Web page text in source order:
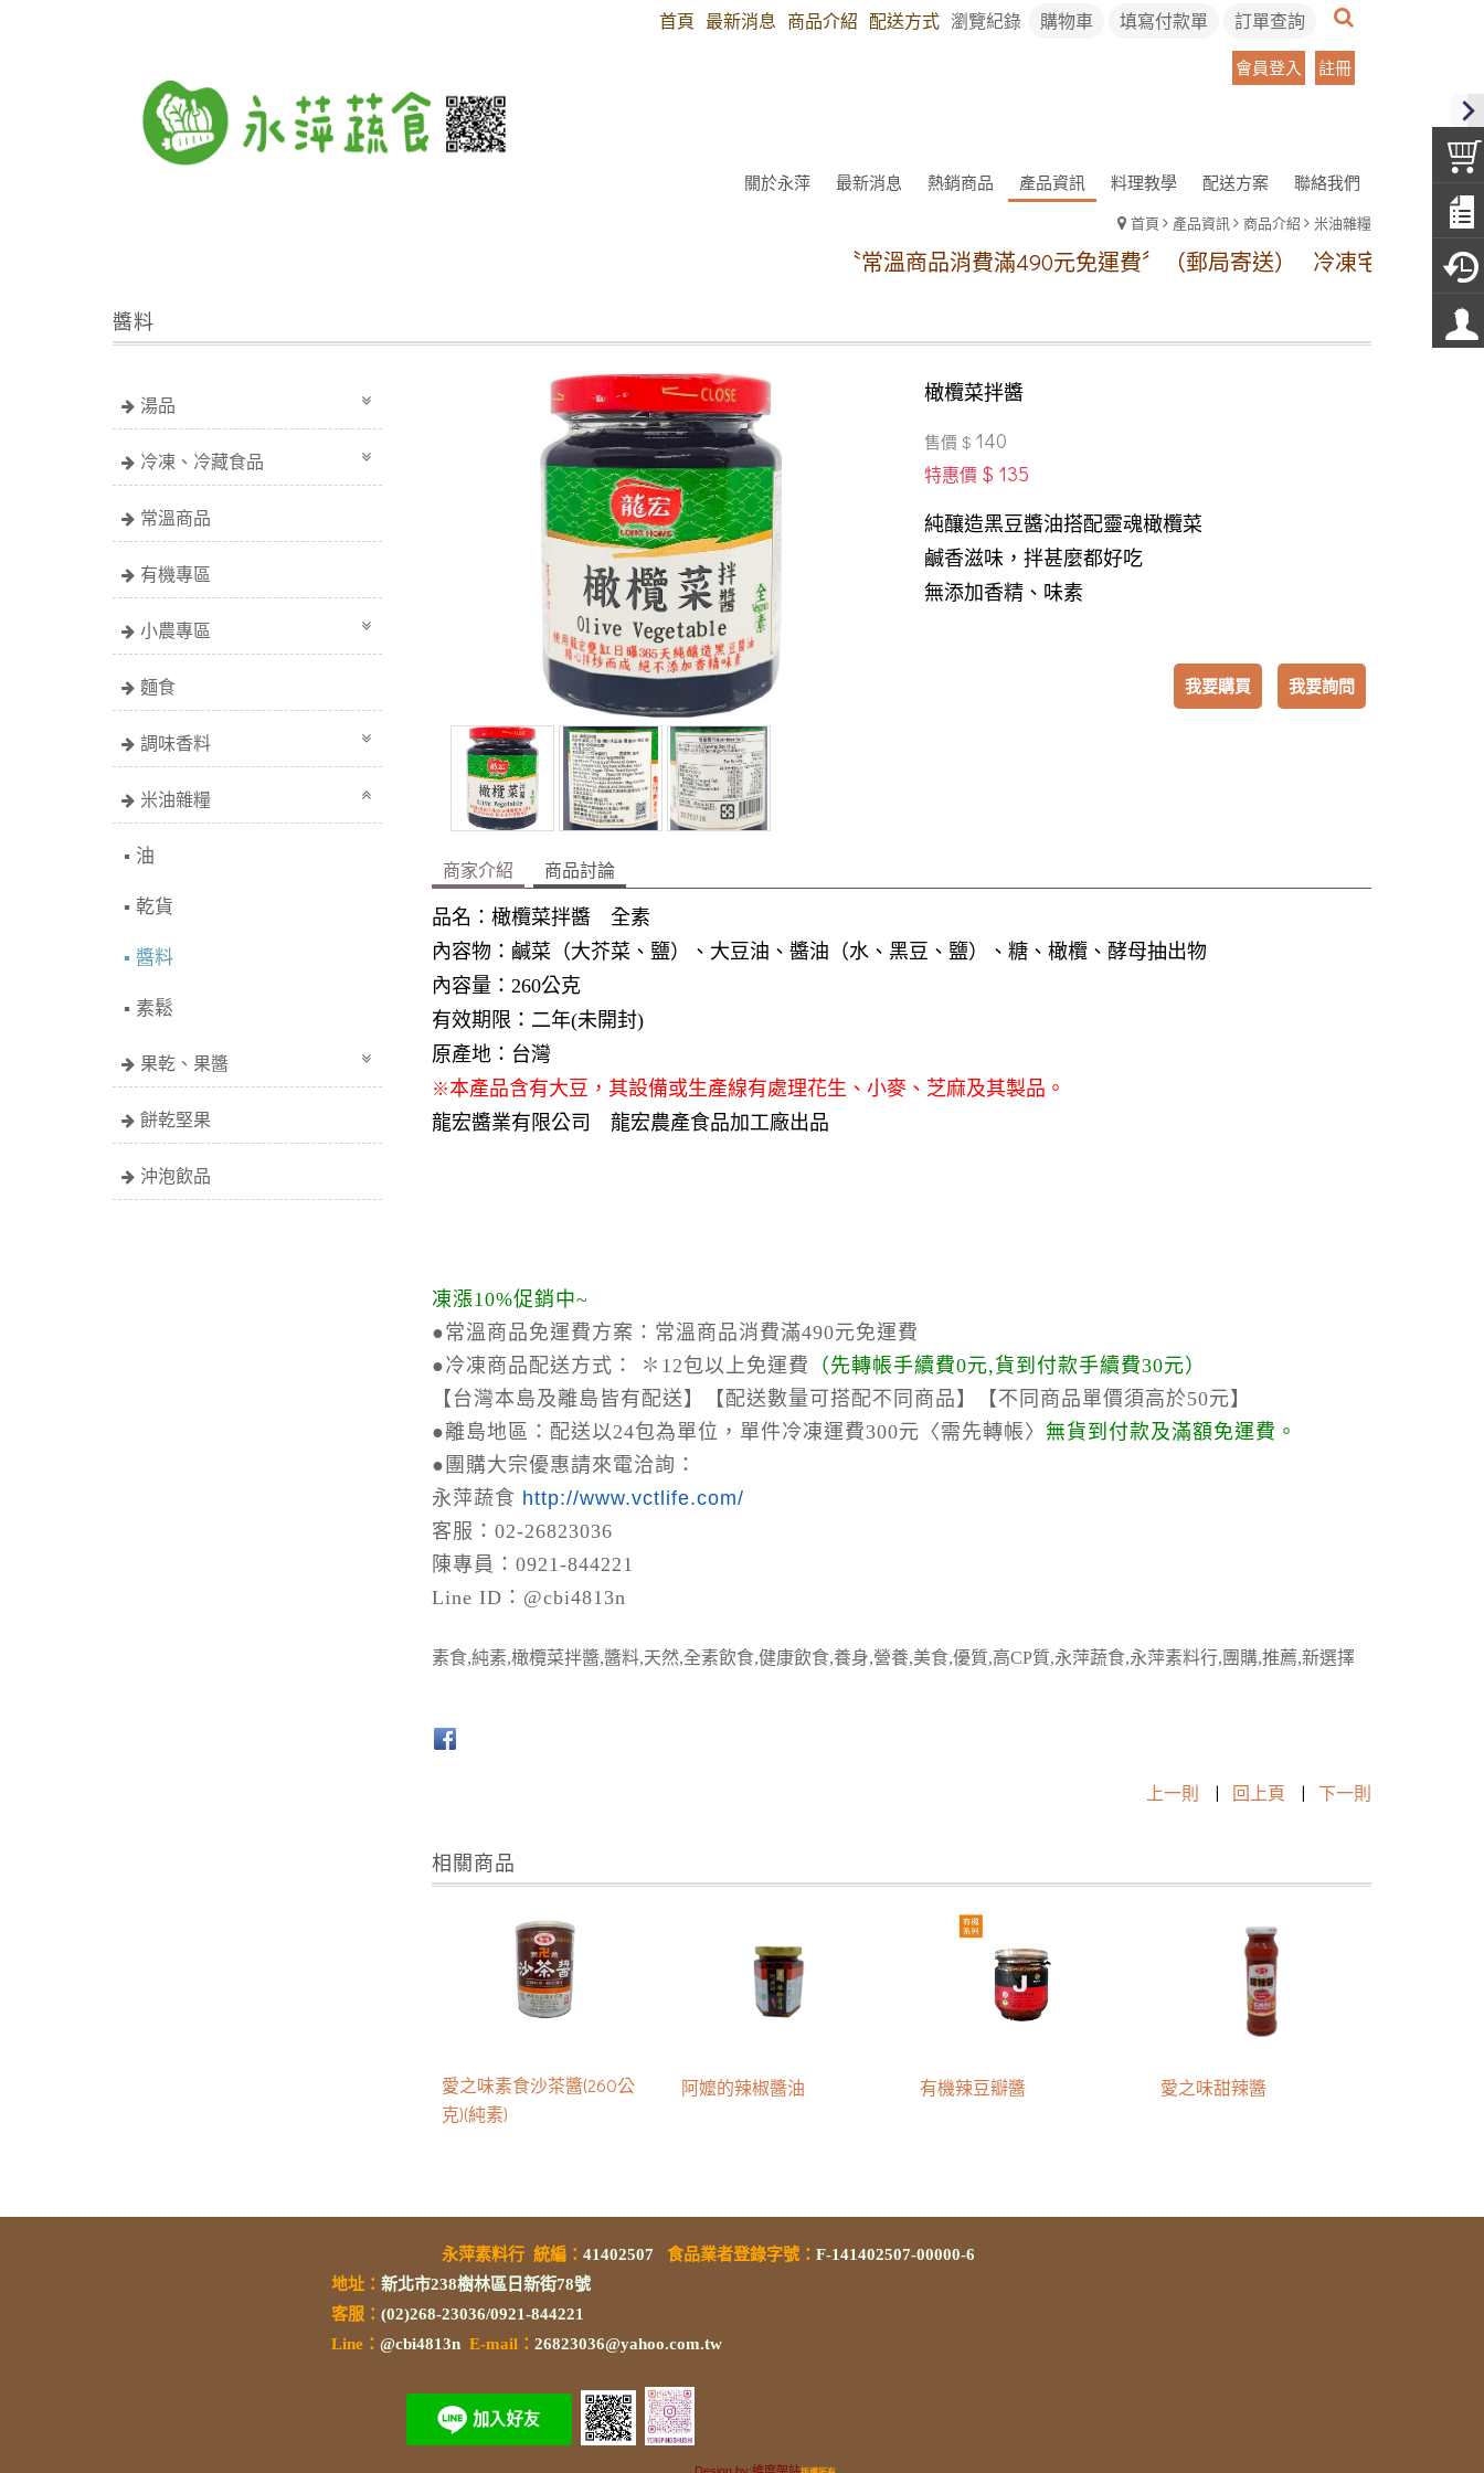
首頁 最新消息 商品介紹 配送方式 瀏覽紀錄 購物車 填寫付款單 訂單查詢
會員登入 註冊
關於永萍 最新消息 熱銷商品 產品資訊 料理教學 配送方案 聯絡我們
首頁 產品資訊 商品介紹 米油雜糧
〝常溫商品消費滿490元免運費〞（郵局寄送） 冷凍宅配方案:【本
醬料
湯品
冷凍、冷藏食品
常溫商品
有機專區
小農專區
麵食
調味香料
米油雜糧
油
乾貨
醬料
素鬆
果乾、果醬
餅乾堅果
沖泡飲品
橄欖菜拌醬
售價 $140
特惠價 $ 135
純釀造黑豆醬油搭配靈魂橄欖菜
鹹香滋味，拌甚麼都好吃
無添加香精、味素
我要購買 我要詢問
商家介紹 商品討論
品名：橄欖菜拌醬 全素
內容物：鹹菜（大芥菜、鹽）、大豆油、醬油（水、黑豆、鹽）、糖、橄欖、酵母抽出物
內容量：260公克
有效期限：二年(未開封)
原產地：台灣
※本產品含有大豆，其設備或生產線有處理花生、小麥、芝麻及其製品。
龍宏醬業有限公司 龍宏農產食品加工廠出品
凍漲10%促銷中~
●常溫商品免運費方案： 常溫商品消費滿490元免運費
●冷凍商品配送方式：
✽12包以上免運費 （先轉帳手續費0元,貨到付款手續費30元）
【台灣本島及離島皆有配送】【配送數量可搭配不同商品】【不同商品單價須高於50元】
●離島地區： 配送以24包為單位，單件冷凍運費300元〈需先轉帳〉 無貨到付款及滿額免運費。
● 團購大宗優惠請來電洽詢：
永萍蔬食 http://www.vctlife.com/
客服：02-26823036
陳專員：0921-844221
Line ID：@cbi4813n
素食,純素,橄欖菜拌醬,醬料,天然,全素飲食,健康飲食,養身,營養,美食,優質,高CP質,永萍蔬食,永萍素料行,團購,推薦,新選擇
上一則 | 回上頁 | 下一則
相關商品
愛之味素食沙茶醬(260公
克)(純素)
阿嬤的辣椒醬油 有機辣豆瓣醬 愛之味甜辣醬
永萍素料行 統編 ： 41402507 食品業者登錄字號 ： F-141402507-00000-6
地址： 新北市238樹林區日新街78號
客服： (02)268-23036/0921-844221
Line： @cbi4813n E-mail： 26823036@yahoo.com.tw